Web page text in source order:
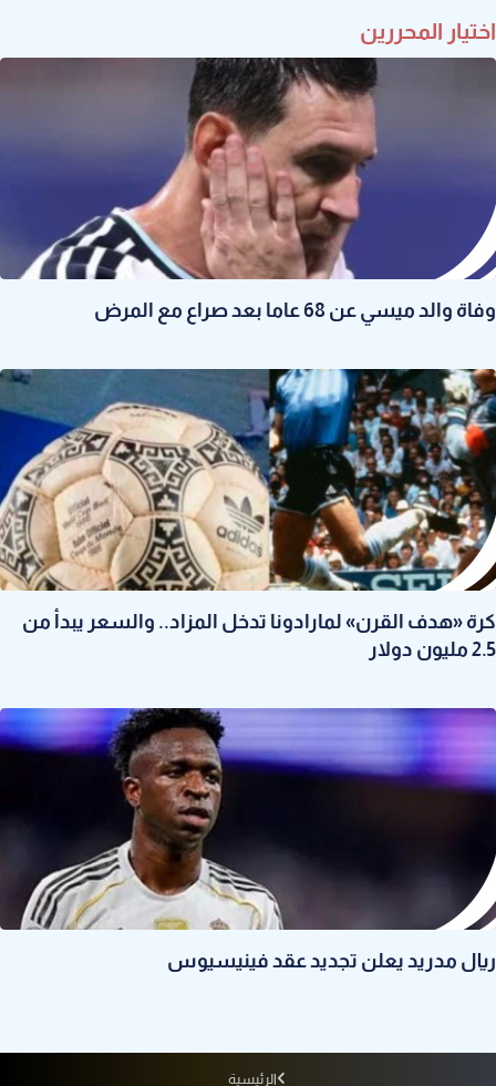
اختيار المحررين
وفاة والد ميسي عن 68 عاما بعد صراع مع المرض
كرة «هدف القرن» لمارادونا تدخل المزاد.. والسعر يبدأ من
2.5 مليون دولار
ريال مدريد يعلن تجديد عقد فينيسيوس
الرئيسية